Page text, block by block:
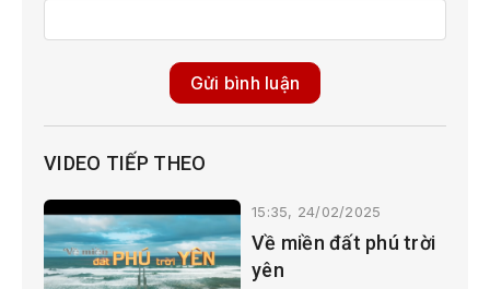
Gửi bình luận
VIDEO TIẾP THEO
15:35, 24/02/2025
Về miền đất phú trời
yên